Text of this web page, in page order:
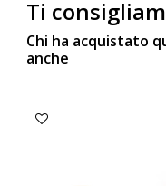
Ti
Chi ha acquistato
anche